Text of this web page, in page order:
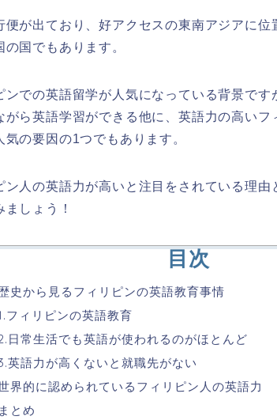
便が出ており、好アクセスの東南アジアに
の国でもあります。
ンでの英語留学が人気になっている背景で
がら英語学習ができる他に、英語力の高い
気の要因の1つでもあります。
ン人の英語力が高いと注目をされている理
しょう！
目次
史から見るフィリピンの英語教育事情
フィリピンの英語教育
日常生活でも英語が使われるのがほとんど
英語力が高くないと就職先がない
界的に認められているフィリピン人の英語力
まとめ